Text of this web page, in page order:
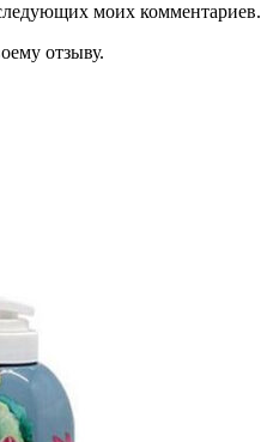
моих комментариев.
отзыву.